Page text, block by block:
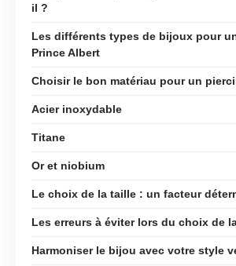
il ?
Les différents types de bijoux pour
Prince Albert
Choisir le bon matériau pour un
Acier inoxydable
Titane
Or et niobium
Le choix de la taille : un facteur
Les erreurs à éviter lors du choix de
Harmoniser le bijou avec votre style